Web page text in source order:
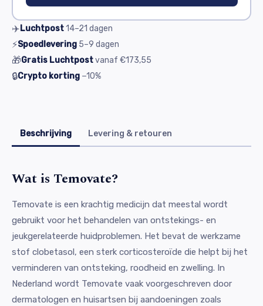
✈️Luchtpost14–21 dagen
⚡Spoedlevering 5–9 dagen
🎁Gratis Luchtpostvanaf €173,55
🔒Crypto korting −10%
Beschrijving Levering & retouren
Wat is Temovate?
Temovate is een krachtig medicijn dat meestal wordt
gebruikt voor het behandelen van ontstekings- en
jeukgerelateerde huidproblemen. Het bevat de werkzame
stof clobetasol, een sterk corticosteroïde die helpt bij het
verminderen van ontsteking, roodheid en zwelling. In
Nederland wordt Temovate vaak voorgeschreven door
dermatologen en huisartsen bij aandoeningen zoals